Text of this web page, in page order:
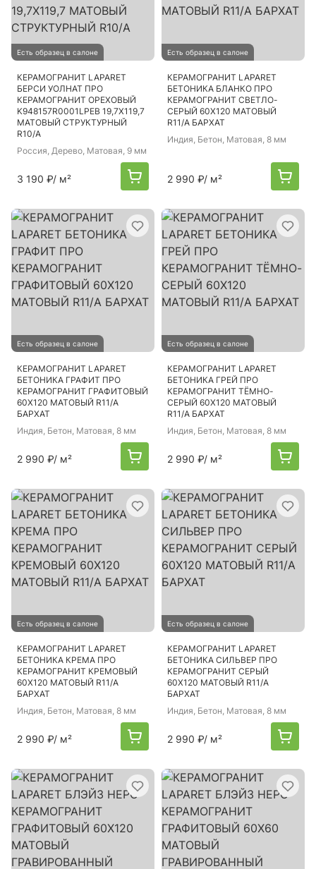
Есть образец в салоне
КЕРАМОГРАНИТ LAPARET
БЕРСИ УОЛНАТ ПРО
КЕРАМОГРАНИТ ОРЕХОВЫЙ
K948157R0001LPEB 19,7Х119,7
МАТОВЫЙ СТРУКТУРНЫЙ
R10/A
Россия, Дерево, Матовая, 9 мм
3 190 ₽/ м²
Есть образец в салоне
КЕРАМОГРАНИТ LAPARET
БЕТОНИКА БЛАНКО ПРО
КЕРАМОГРАНИТ СВЕТЛО-
СЕРЫЙ 60Х120 МАТОВЫЙ
R11/A БАРХАТ
Индия, Бетон, Матовая, 8 мм
2 990 ₽/ м²
Есть образец в салоне
КЕРАМОГРАНИТ LAPARET
БЕТОНИКА ГРАФИТ ПРО
КЕРАМОГРАНИТ ГРАФИТОВЫЙ
60Х120 МАТОВЫЙ R11/A
БАРХАТ
Индия, Бетон, Матовая, 8 мм
2 990 ₽/ м²
Есть образец в салоне
КЕРАМОГРАНИТ LAPARET
БЕТОНИКА ГРЕЙ ПРО
КЕРАМОГРАНИТ ТЁМНО-
СЕРЫЙ 60Х120 МАТОВЫЙ
R11/A БАРХАТ
Индия, Бетон, Матовая, 8 мм
2 990 ₽/ м²
Есть образец в салоне
КЕРАМОГРАНИТ LAPARET
БЕТОНИКА КРЕМА ПРО
КЕРАМОГРАНИТ КРЕМОВЫЙ
60Х120 МАТОВЫЙ R11/A
БАРХАТ
Индия, Бетон, Матовая, 8 мм
2 990 ₽/ м²
Есть образец в салоне
КЕРАМОГРАНИТ LAPARET
БЕТОНИКА СИЛЬВЕР ПРО
КЕРАМОГРАНИТ СЕРЫЙ
60Х120 МАТОВЫЙ R11/A
БАРХАТ
Индия, Бетон, Матовая, 8 мм
2 990 ₽/ м²